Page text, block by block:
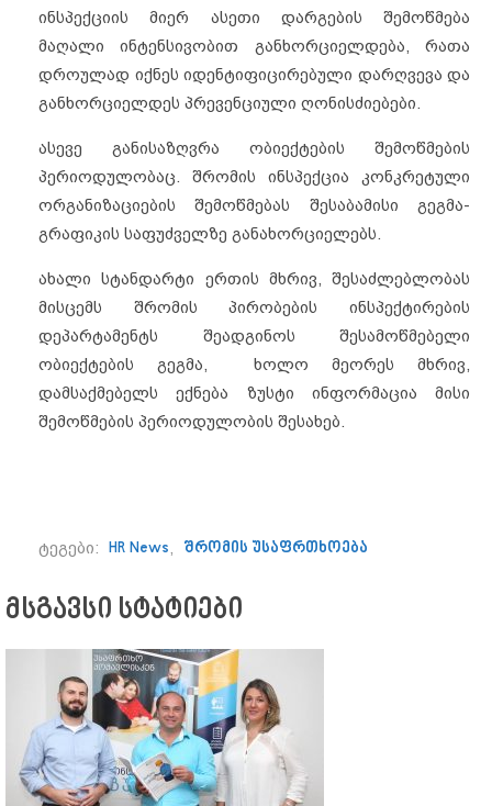
ინსპექციის მიერ ასეთი დარგების შემოწმება
მაღალი ინტენსივობით განხორციელდება, რათა
დროულად იქნეს იდენტიფიცირებული დარღვევა და
განხორციელდეს პრევენციული ღონისძიებები.
ასევე განისაზღვრა ობიექტების შემოწმების
პერიოდულობაც. შრომის ინსპექცია კონკრეტული
ორგანიზაციების შემოწმებას შესაბამისი გეგმა-
გრაფიკის საფუძველზე განახორციელებს.
ახალი სტანდარტი ერთის მხრივ, შესაძლებლობას
მისცემს შრომის პირობების ინსპექტირების
დეპარტამენტს შეადგინოს შესამოწმებელი
ობიექტების გეგმა, ხოლო მეორეს მხრივ,
დამსაქმებელს ექნება ზუსტი ინფორმაცია მისი
შემოწმების პერიოდულობის შესახებ.
ტეგები: HR News, შრომის უსაფრთხოება
მსგავსი სტატიები